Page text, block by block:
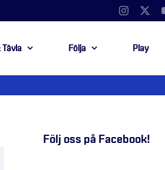
Instagram
Tävla Följa Play
Följ oss på Facebook!